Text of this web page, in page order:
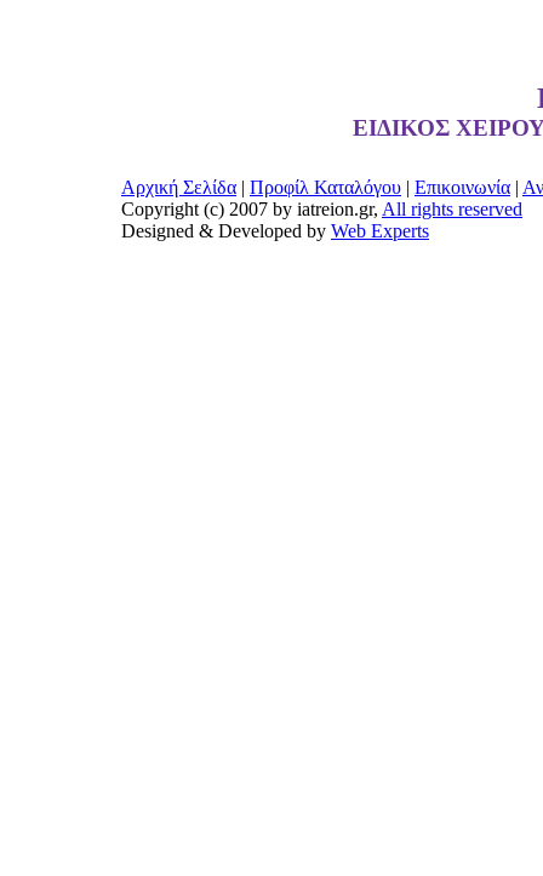
ΕΙΔΙΚΟΣ
Αρχική Σελίδα | Προφίλ Καταλόγου | Επικοινωνία |
Copyright (c) 2007 by iatreion.gr, All rights reserved
Designed & Developed by Web Experts